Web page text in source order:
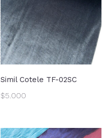
Simil Cotele TF-02SC
$5.000